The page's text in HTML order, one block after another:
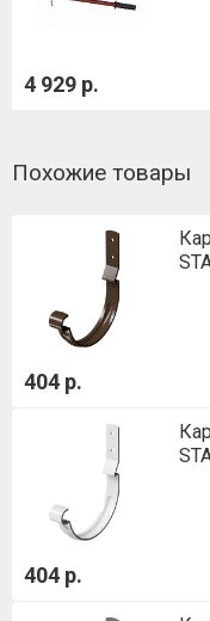
4 929 р.
Похожие товары
404 р.
404 р.